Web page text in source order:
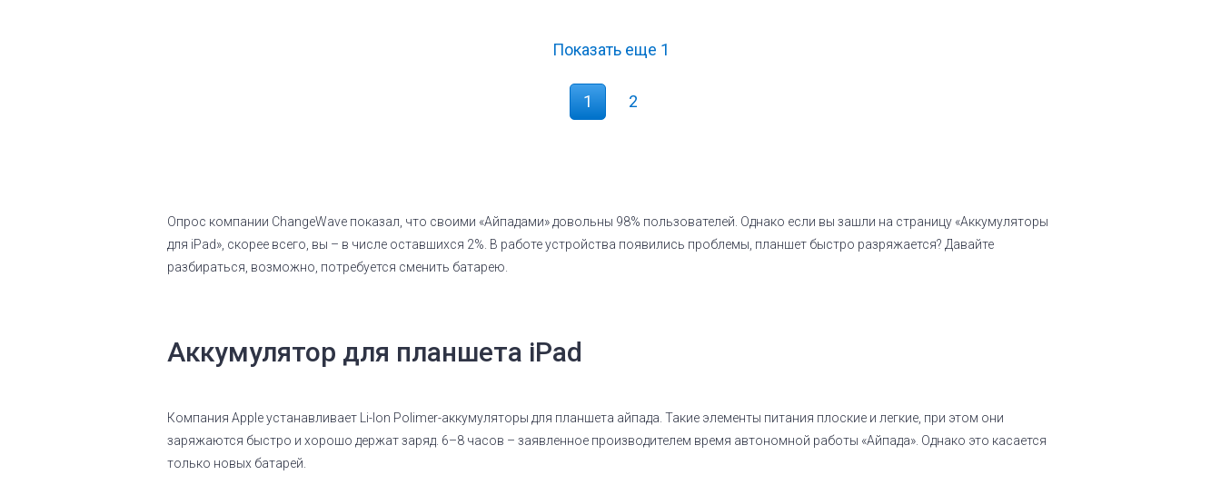
Показать еще 1
1 2
Опрос компании ChangeWave показал, что своими «Айпадами» довольны 98% пользователей. Однако если вы зашли на страницу «Аккумуляторы
для iPad», скорее всего, вы – в числе оставшихся 2%. В работе устройства появились проблемы, планшет быстро разряжается? Давайте
разбираться, возможно, потребуется сменить батарею.
Аккумулятор для планшета iPad
Компания Apple устанавливает Li-Ion Polimer-аккумуляторы для планшета айпада. Такие элементы питания плоские и легкие, при этом они
заряжаются быстро и хорошо держат заряд. 6–8 часов – заявленное производителем время автономной работы «Айпада». Однако это касается
только новых батарей.